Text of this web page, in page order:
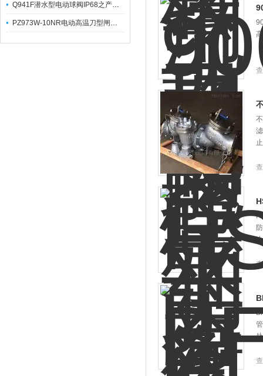
Q941F潜水型电动球阀IP68之产品性能特点及其技术参数
PZ973W-10NR电动高温刀型闸阀之产品优特点与应用范畴